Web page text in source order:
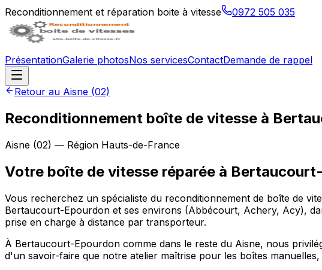
Reconditionnement et réparation boite à vitesse 0972 505 035
PrésentationGalerie photosNos servicesContactDemande de rappel
Retour au Aisne (02)
Reconditionnement boîte de vitesse à
Aisne (02) — Région Hauts-de-France
Votre boîte de vitesse réparée à
Vous recherchez un spécialiste du reconditionnement de boîte de
Bertaucourt-Epourdon et ses environs (Abbécourt, Achery, Acy),
prise en charge à distance par transporteur.
À Bertaucourt-Epourdon comme dans le reste du Aisne, nous
d'un savoir-faire que notre atelier maîtrise pour les boîtes